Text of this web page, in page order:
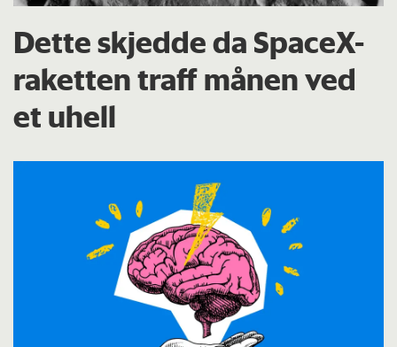
Dette skjedde da SpaceX-
raketten traff månen ved
et uhell